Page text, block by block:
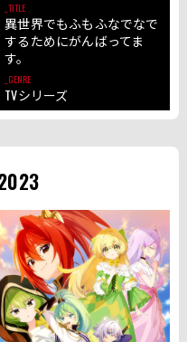
TITLE
異世界でもふもふなでなで
するためにがんばってま
す。
GENRE
TVシリーズ